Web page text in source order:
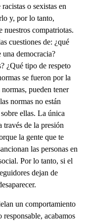
o sexistas en
y, por lo tanto,
nuestros compatriotas.
cuestiones de: ¿qué
democracia?
¿Qué tipo de respeto
se fueron por la
pueden tener
normas no están
ellas. La única
través de la presión
la gente que te
las personas en
Por lo tanto, si el
dejan de
un comportamiento
acabamos